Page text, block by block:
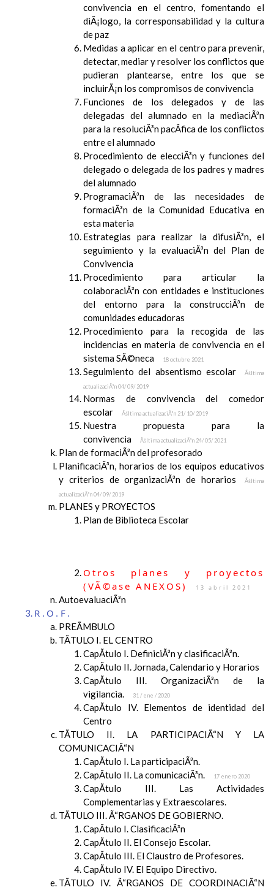
convivencia en el centro, fomentando el
diÃ¡logo, la corresponsabilidad y la cultura
de paz
Medidas a aplicar en el centro para prevenir,
detectar, mediar y resolver los conflictos que
pudieran plantearse, entre los que se
incluirÃ¡n los compromisos de convivencia
Funciones de los delegados y de las
delegadas del alumnado en la mediaciÃ³n
para la resoluciÃ³n pacÃ­fica de los conflictos
entre el alumnado
Procedimiento de elecciÃ³n y funciones del
delegado o delegada de los padres y madres
del alumnado
ProgramaciÃ³n de las necesidades de
formaciÃ³n de la Comunidad Educativa en
esta materia
Estrategias para realizar la difusiÃ³n, el
seguimiento y la evaluaciÃ³n del Plan de
Convivencia
Procedimiento para articular la
colaboraciÃ³n con entidades e instituciones
del entorno para la construcciÃ³n de
comunidades educadoras
Procedimiento para la recogida de las
incidencias en materia de convivencia en el
sistema SÃ©neca
18 octubre 2021
Seguimiento del absentismo escolar
Ãšltima
actualizaciÃ³n 04/ 09/ 2019
Normas de convivencia del comedor
escolar
Ãšltima actualizaciÃ³n 21/ 10/ 2019
Nuestra propuesta para la
convivencia
Ãšltima actualizaciÃ³n 24/ 05/ 2021
Plan de formaciÃ³n del profesorado
PlanificaciÃ³n, horarios de los equipos educativos
y criterios de organizaciÃ³n de horarios
Ãšltima
actualizaciÃ³n 04/ 09/ 2019
PLANES y PROYECTOS
Plan de Biblioteca Escolar
Otros planes y proyectos
(VÃ©ase ANEXOS)
13 abril 2021
AutoevaluaciÃ³n
R.O.F.
PREÃMBULO
TÃTULO I. EL CENTRO
CapÃ­tulo I. DefiniciÃ³n y clasificaciÃ³n.
CapÃ­tulo II. Jornada, Calendario y Horarios
CapÃ­tulo III. OrganizaciÃ³n de la
vigilancia.
31 / ene / 2020
CapÃ­tulo IV. Elementos de identidad del
Centro
TÃTULO II. LA PARTICIPACIÃ“N Y LA
COMUNICACIÃ“N
CapÃ­tulo I. La participaciÃ³n.
CapÃ­tulo II. La comunicaciÃ³n.
17 enero 2020
CapÃ­tulo III. Las Actividades
Complementarias y Extraescolares.
TÃTULO III. Ã“RGANOS DE GOBIERNO.
CapÃ­tulo I. ClasificaciÃ³n
CapÃ­tulo II. El Consejo Escolar.
CapÃ­tulo III. El Claustro de Profesores.
CapÃ­tulo IV. El Equipo Directivo.
TÃTULO IV. Ã“RGANOS DE COORDINACIÃ“N